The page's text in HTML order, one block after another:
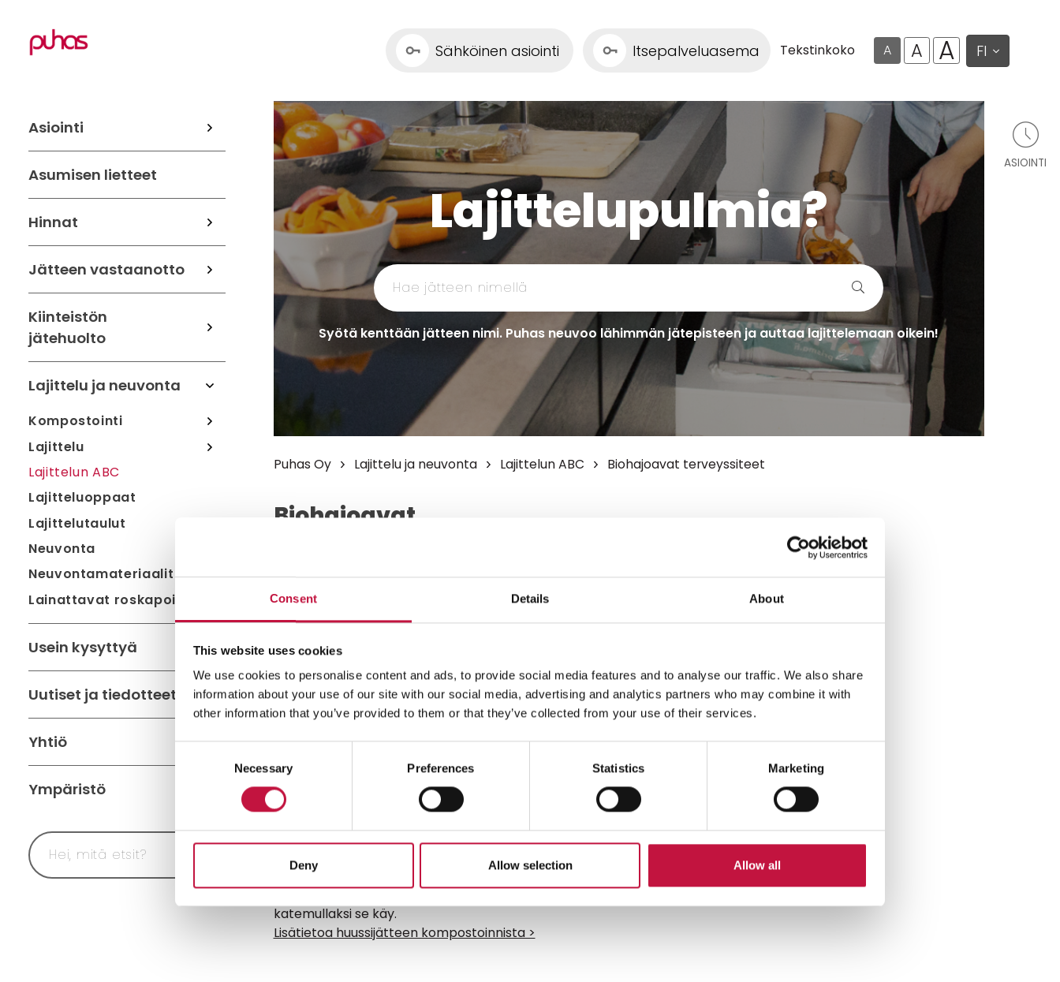
Consent Details About
This website uses cookies
We use cookies to personalise content and ads, to provide social media features and to analyse our traffic. We also share
information about your use of our site with our social media, advertising and analytics partners who may combine it with
other information that you’ve provided to them or that they’ve collected from your use of their services.
Selection
Necessary Preferences Statistics Marketing
Deny Allow selection Allow all
Sähköinen asiointi Itsepalveluasema Tekstinkoko A A A FI
Asiointi
Asumisen lietteet
Hinnat
Jätteen vastaanotto
Kiinteistön
jätehuolto
Lajittelu ja neuvonta
Kompostointi
Lajittelu
Lajittelun ABC
Lajitteluoppaat
Lajittelutaulut
Neuvonta
Neuvontamateriaalit
Lainattavat roskapoimurit
Usein kysyttyä
Uutiset ja tiedotteet
Yhtiö
Ympäristö
Lajittelupulmia?
Syötä kenttään jätteen nimi. Puhas neuvoo lähimmän jätepisteen ja auttaa lajittelemaan oikein!
ASIOINTI
Puhas Oy Lajittelu ja neuvonta Lajittelun ABC Biohajoavat terveyssiteet
Biohajoavat
Voit kompostoida biohajoavat
muovipakkauksiin kuuluvaa tai poltettavaa
jätettä.
Biojätteen erilliskeräykseen terveyssiteitä ei
voi laittaa niistä mahdollisesti aiheutuvan
hygieniahaitan takia. Jos kotikompostointi ei
ole mahdollista, laita terveyssiteet
poltettaviin jätteisiin.
verrata huussijätteen kompostointiin. Mieti,
missä haluat hyödyntää valmista kompostia.
Huussijätteestä valmistettua kompostia ei
suositella hyötykasveille, koristekasvien
katemullaksi se käy.
Lisätietoa huussijätteen kompostoinnista >